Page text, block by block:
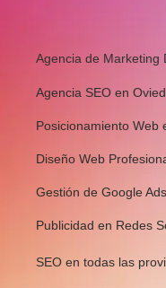
Agencia de Marketing
Agencia SEO en
Posicionamiento Web
Diseño Web
Gestión de Google
Publicidad en Redes
SEO en todas las